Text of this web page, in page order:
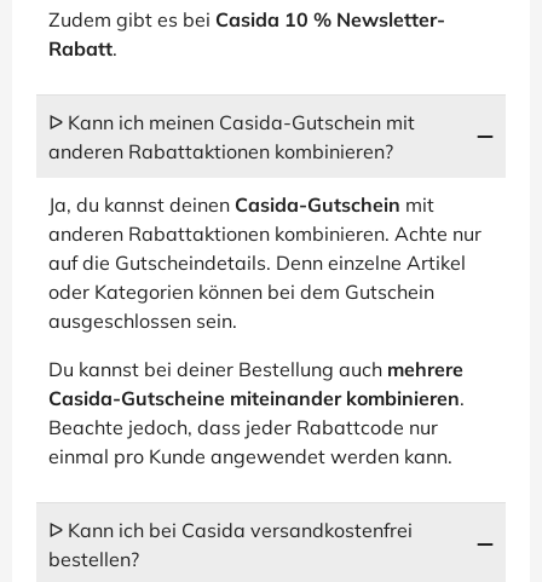
Zudem gibt es bei Casida 10 % Newsletter-
Rabatt.
ᐅ Kann ich meinen Casida-Gutschein mit
anderen Rabattaktionen kombinieren?
Ja, du kannst deinen Casida-Gutschein mit
anderen Rabattaktionen kombinieren. Achte nur
auf die Gutscheindetails. Denn einzelne Artikel
oder Kategorien können bei dem Gutschein
ausgeschlossen sein.
Du kannst bei deiner Bestellung auch mehrere
Casida-Gutscheine miteinander kombinieren.
Beachte jedoch, dass jeder Rabattcode nur
einmal pro Kunde angewendet werden kann.
ᐅ Kann ich bei Casida versandkostenfrei
bestellen?